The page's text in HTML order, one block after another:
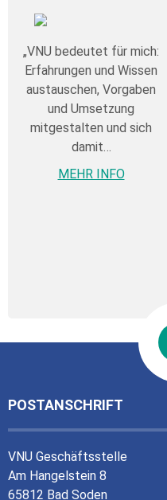
„VNU bedeutet für mich:
Erfahrungen und Wissen
austauschen, Vorgaben
und Umsetzung
mitgestalten und sich
damit…
MEHR INFO
POSTANSCHRIFT
VNU Geschäftsstelle
Am Hangelstein 8
65812 Bad Soden